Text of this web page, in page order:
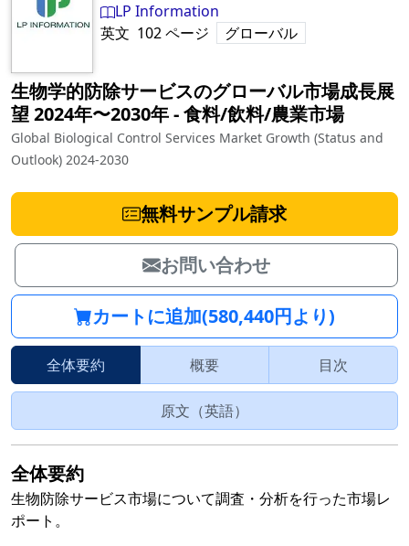
LP Information
英文 102ページ グローバル
生物学的防除サービスのグローバル市場成長展
望 2024年〜2030年‐食料/飲料/農業市場
Global Biological Control Services Market Growth (Status and
Outlook) 2024-2030
無料サンプル請求
お問い合わせ
カートに追加(580,440円より)
全体要約 概要 目次
原文（英語）
全体要約
生物防除サービス市場について調査・分析を行った市場レ
ポート。